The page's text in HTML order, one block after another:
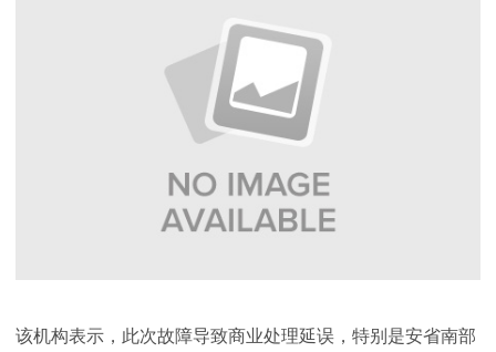
该机构表示，此次故障导致商业处理延误，特别是安省南部